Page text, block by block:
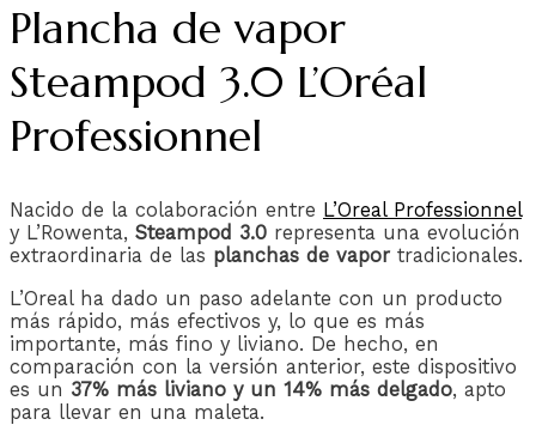
Plancha de vapor
Steampod 3.0 L’Oréal
Professionnel
Nacido de la colaboración entre L’Oreal Professionnel
y L’Rowenta, Steampod 3.0 representa una evolución
extraordinaria de las planchas de vapor tradicionales.
L’Oreal ha dado un paso adelante con un producto
más rápido, más efectivos y, lo que es más
importante, más fino y liviano. De hecho, en
comparación con la versión anterior, este dispositivo
es un 37% más liviano y un 14% más delgado, apto
para llevar en una maleta.